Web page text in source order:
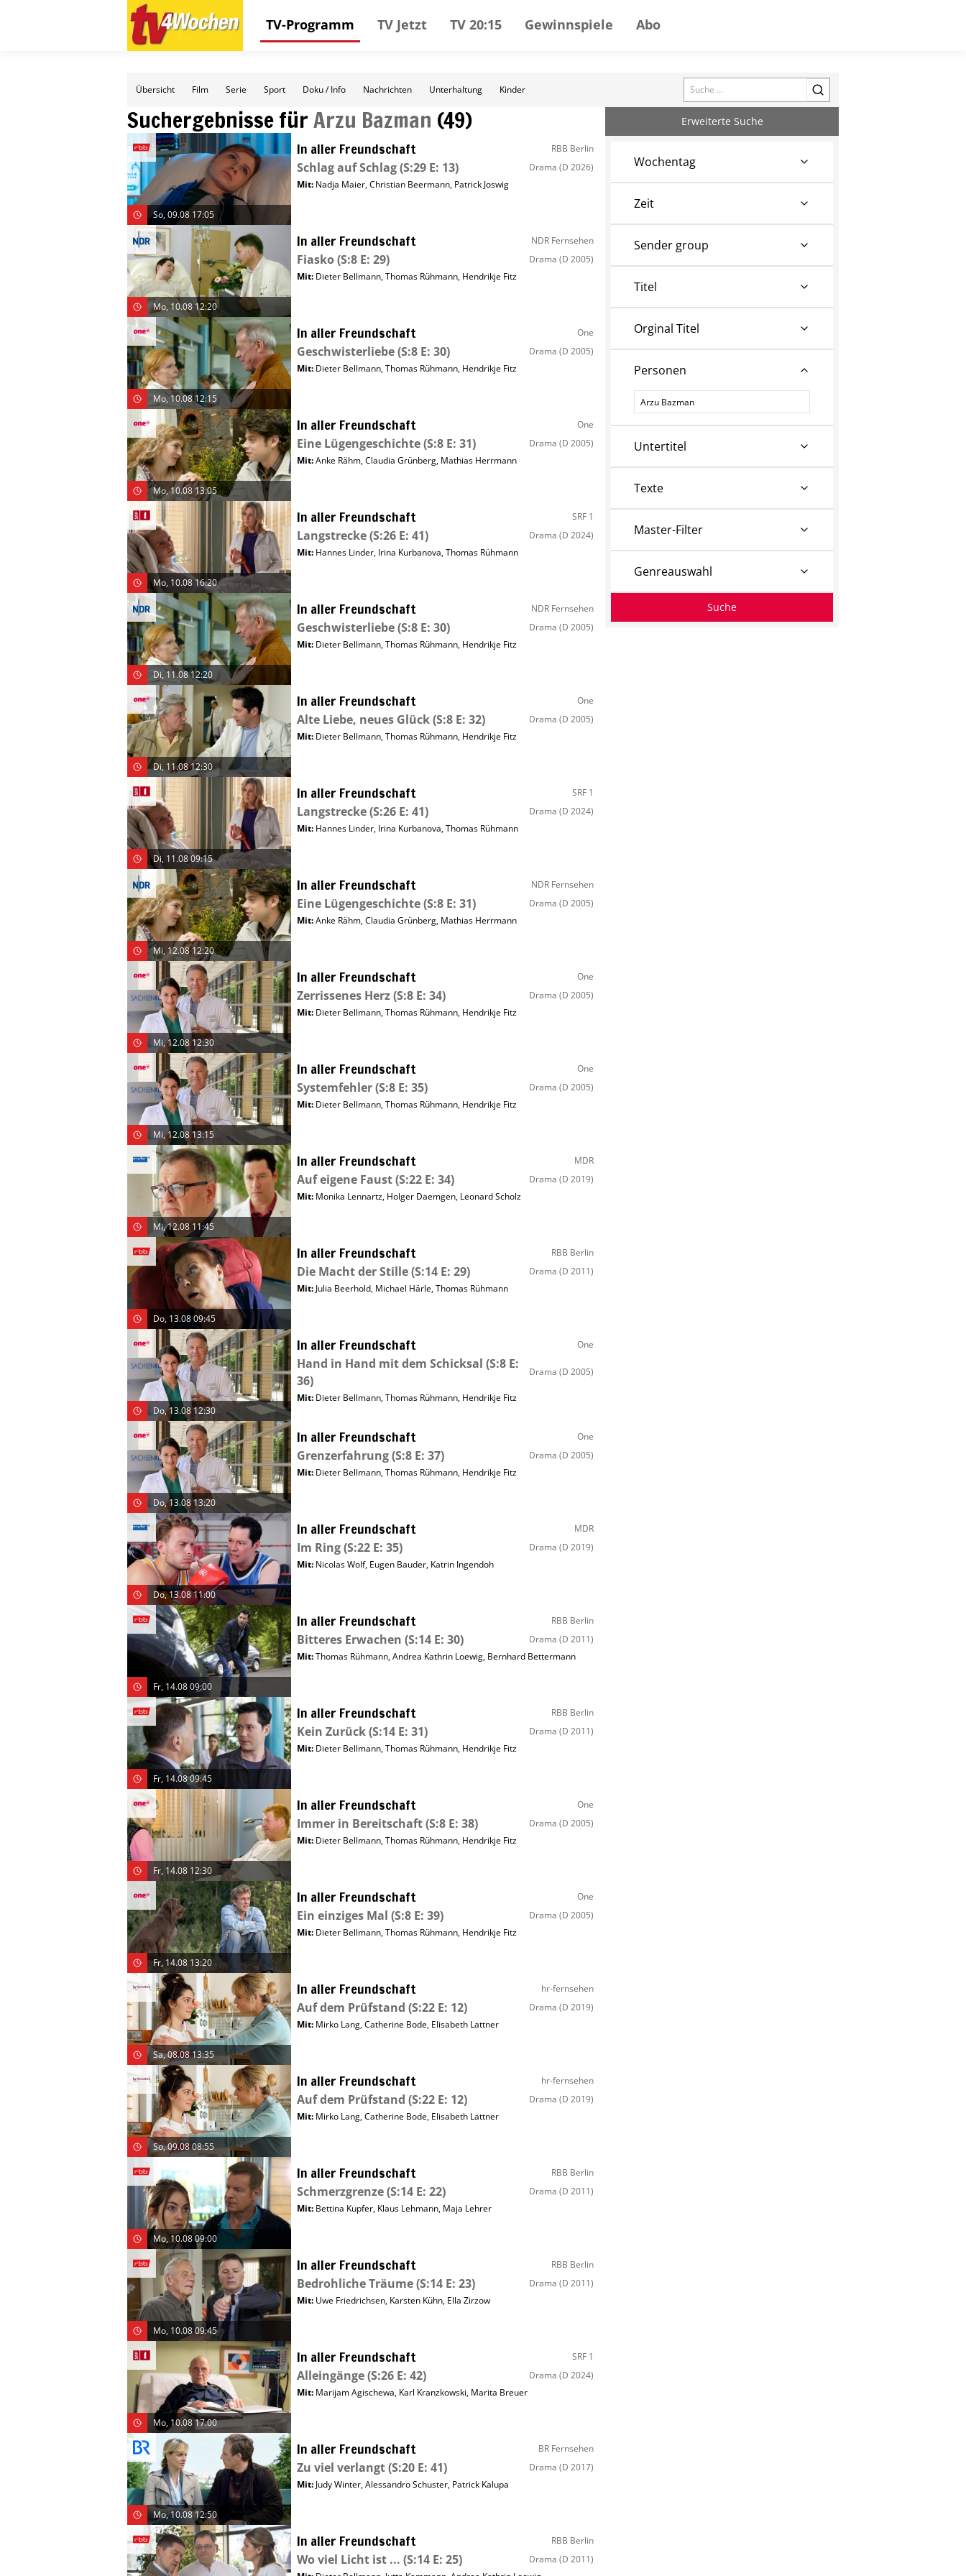
TV-Programm TV Jetzt TV 20:15 Gewinnspiele Abo
Übersicht Film Serie Sport Doku / Info Nachrichten Unterhaltung Kinder Search
Suchergebnisse fürArzu Bazman (49)
So, 09.08 17:05
In aller Freundschaft RBB Berlin
Schlag auf Schlag(S:29 E: 13) Drama (D 2026)
Mit: Nadja Maier,Christian Beermann, Patrick Joswig
Mo, 10.08 12:20
In aller Freundschaft NDR Fernsehen
Fiasko(S:8 E: 29) Drama (D 2005)
Mit: Dieter Bellmann,Thomas Rühmann, Hendrikje Fitz
Mo, 10.08 12:15
In aller Freundschaft One
Geschwisterliebe(S:8 E: 30) Drama (D 2005)
Mit: Dieter Bellmann,Thomas Rühmann, Hendrikje Fitz
Mo, 10.08 13:05
In aller Freundschaft One
Eine Lügengeschichte(S:8 E: 31) Drama (D 2005)
Mit:Anke Rähm,Claudia Grünberg, Mathias Herrmann
Mo, 10.08 16:20
In aller Freundschaft SRF 1
Langstrecke(S:26 E: 41) Drama (D 2024)
Mit: Hannes Linder, Irina Kurbanova,Thomas Rühmann
Di, 11.08 12:20
In aller Freundschaft NDR Fernsehen
Geschwisterliebe(S:8 E: 30) Drama (D 2005)
Mit: Dieter Bellmann,Thomas Rühmann, Hendrikje Fitz
Di, 11.08 12:30
In aller Freundschaft One
Alte Liebe, neues Glück(S:8 E: 32) Drama (D 2005)
Mit: Dieter Bellmann,Thomas Rühmann, Hendrikje Fitz
Di, 11.08 09:15
In aller Freundschaft SRF 1
Langstrecke(S:26 E: 41) Drama (D 2024)
Mit: Hannes Linder, Irina Kurbanova,Thomas Rühmann
Mi, 12.08 12:20
In aller Freundschaft NDR Fernsehen
Eine Lügengeschichte(S:8 E: 31) Drama (D 2005)
Mit:Anke Rähm,Claudia Grünberg, Mathias Herrmann
Mi, 12.08 12:30
In aller Freundschaft One
Zerrissenes Herz(S:8 E: 34) Drama (D 2005)
Mit: Dieter Bellmann,Thomas Rühmann, Hendrikje Fitz
Mi, 12.08 13:15
In aller Freundschaft One
Systemfehler(S:8 E: 35) Drama (D 2005)
Mit: Dieter Bellmann,Thomas Rühmann, Hendrikje Fitz
Mi, 12.08 11:45
In aller Freundschaft MDR
Auf eigene Faust(S:22 E: 34) Drama (D 2019)
Mit: Monika Lennartz, Holger Daemgen, Leonard Scholz
Do, 13.08 09:45
In aller Freundschaft RBB Berlin
Die Macht der Stille(S:14 E: 29) Drama (D 2011)
Mit: Julia Beerhold, Michael Härle,Thomas Rühmann
Do, 13.08 12:30
In aller Freundschaft One
Hand in Hand mit dem Schicksal (S:8 E:
36)
Drama (D 2005)
Mit: Dieter Bellmann,Thomas Rühmann, Hendrikje Fitz
Do, 13.08 13:20
In aller Freundschaft One
Grenzerfahrung(S:8 E: 37) Drama (D 2005)
Mit: Dieter Bellmann,Thomas Rühmann, Hendrikje Fitz
Do, 13.08 11:00
In aller Freundschaft MDR
Im Ring(S:22 E: 35) Drama (D 2019)
Mit: Nicolas Wolf, Eugen Bauder, Katrin Ingendoh
Fr, 14.08 09:00
In aller Freundschaft RBB Berlin
Bitteres Erwachen (S:14 E: 30) Drama (D 2011)
Mit:Thomas Rühmann,Andrea Kathrin Loewig, Bernhard Bettermann
Fr, 14.08 09:45
In aller Freundschaft RBB Berlin
Kein Zurück(S:14 E: 31) Drama (D 2011)
Mit: Dieter Bellmann,Thomas Rühmann, Hendrikje Fitz
Fr, 14.08 12:30
In aller Freundschaft One
Immer in Bereitschaft(S:8 E: 38) Drama (D 2005)
Mit: Dieter Bellmann,Thomas Rühmann, Hendrikje Fitz
Fr, 14.08 13:20
In aller Freundschaft One
Ein einziges Mal (S:8 E: 39) Drama (D 2005)
Mit: Dieter Bellmann,Thomas Rühmann, Hendrikje Fitz
Sa, 08.08 13:35
In aller Freundschaft hr-fernsehen
Auf dem Prüfstand (S:22 E: 12) Drama (D 2019)
Mit: Mirko Lang,Catherine Bode, Elisabeth Lattner
So, 09.08 08:55
In aller Freundschaft hr-fernsehen
Auf dem Prüfstand (S:22 E: 12) Drama (D 2019)
Mit: Mirko Lang,Catherine Bode, Elisabeth Lattner
Mo, 10.08 09:00
In aller Freundschaft RBB Berlin
Schmerzgrenze(S:14 E: 22) Drama (D 2011)
Mit: Bettina Kupfer, Klaus Lehmann, Maja Lehrer
Mo, 10.08 09:45
In aller Freundschaft RBB Berlin
Bedrohliche Träume(S:14 E: 23) Drama (D 2011)
Mit: Uwe Friedrichsen, Karsten Kühn, Ella Zirzow
Mo, 10.08 17:00
In aller Freundschaft SRF 1
Alleingänge(S:26 E: 42) Drama (D 2024)
Mit: Marijam Agischewa, Karl Kranzkowski, Marita Breuer
Mo, 10.08 12:50
In aller Freundschaft BR Fernsehen
Zu viel verlangt(S:20 E: 41) Drama (D 2017)
Mit: Judy Winter,Alessandro Schuster, Patrick Kalupa
In aller Freundschaft RBB Berlin
Wo viel Licht ist ... (S:14 E: 25) Drama (D 2011)
Erweiterte Suche
Wochentag
Zeit
Sender group
Titel
Orginal Titel
Personen
Personen
Untertitel
Texte
Master-Filter
Genreauswahl
Suche